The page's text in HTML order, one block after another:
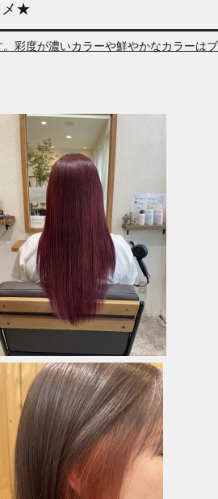
メ★
彩度が濃いカラーや鮮やかなカラーは